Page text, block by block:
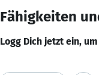
Fähigkeiten
Logg Dich jetzt ein,